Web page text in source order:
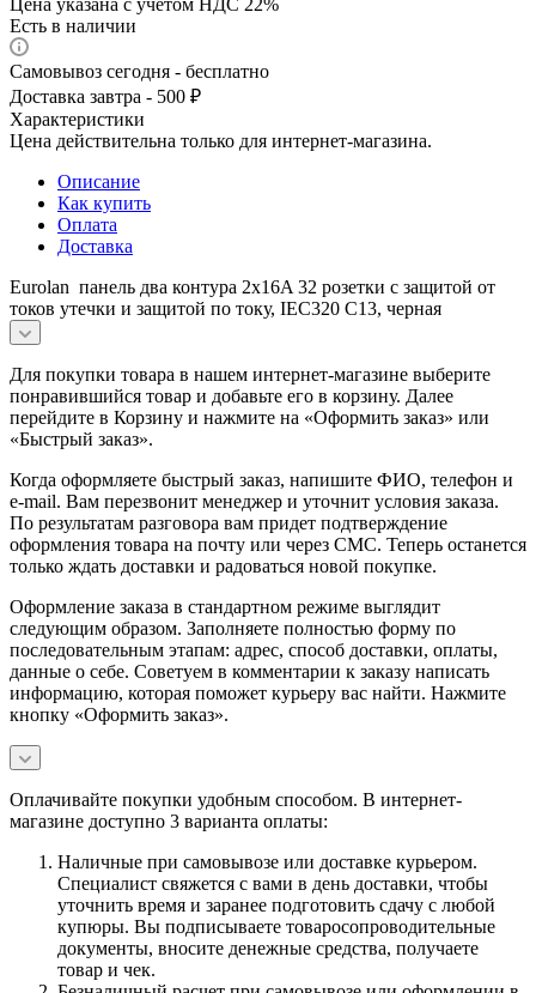
Есть в наличии
Самовывоз сегодня - бесплатно
Доставка завтра - 500 ₽
Характеристики
Цена действительна только для интернет-магазина.
Описание
Как купить
Оплата
Доставка
Eurolan панель два контура 2x16A 32 розетки с защитой от
токов утечки и защитой по току, IEC320 C13, черная
Для покупки товара в нашем интернет-магазине выберите
понравившийся товар и добавьте его в корзину. Далее
перейдите в Корзину и нажмите на «Оформить заказ» или
«Быстрый заказ».
Когда оформляете быстрый заказ, напишите ФИО, телефон и
e-mail. Вам перезвонит менеджер и уточнит условия заказа.
По результатам разговора вам придет подтверждение
оформления товара на почту или через СМС. Теперь останется
только ждать доставки и радоваться новой покупке.
Оформление заказа в стандартном режиме выглядит
следующим образом. Заполняете полностью форму по
последовательным этапам: адрес, способ доставки, оплаты,
данные о себе. Советуем в комментарии к заказу написать
информацию, которая поможет курьеру вас найти. Нажмите
кнопку «Оформить заказ».
Оплачивайте покупки удобным способом. В интернет-
магазине доступно 3 варианта оплаты:
Наличные при самовывозе или доставке курьером.
Специалист свяжется с вами в день доставки, чтобы
уточнить время и заранее подготовить сдачу с любой
купюры. Вы подписываете товаросопроводительные
документы, вносите денежные средства, получаете
товар и чек.